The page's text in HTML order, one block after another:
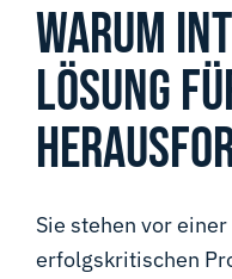
WARUM
LÖSUNG
Sie stehen vor
erfolgskritischen